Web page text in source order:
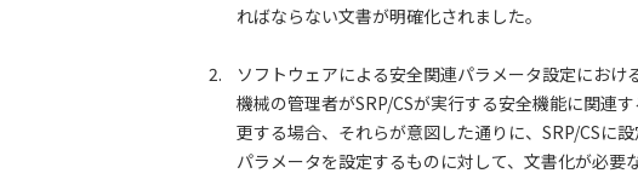
ればならない文書が明確化されました。
2.
ソフトウェアによる安全関連パラメータ設定におけ
機械の管理者がSRP/CSが実行する安全機能に関連
更する場合、それらが意図した通りに、SRP/CSに
パラメータを設定するものに対して、文書化が必要